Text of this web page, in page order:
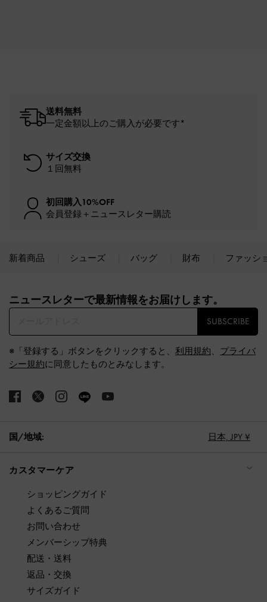
送料無料
一定金額以上のご購入が必要です*
サイズ交換
１回無料
初回購入10%OFF
会員登録＋ニュースレター購読
新着商品 シューズ バッグ 財布 ファッシ
ニュースレターで最新情報をお届けします。​
SUBSCRIBE
※「登録する」ボタンをクリックすると、 利用規約、 プライバ
シー規約に同意したものとみなします。
国/地域: 日本, JPY ¥
カスタマーケア
ショッピングガイド
よくあるご質問
お問い合わせ
メンバーシップ特典
配送・送料
返品・交換
サイズガイド